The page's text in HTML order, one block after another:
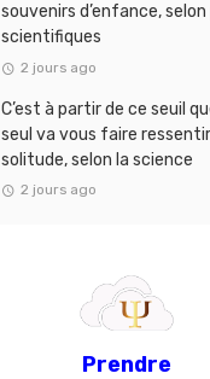
souvenirs d’enfance,
scientifiques
2 jours ago
C’est à partir de ce seuil
seul va vous faire
solitude, selon la science
2 jours ago
Prendre